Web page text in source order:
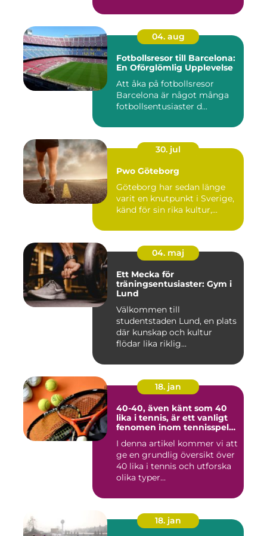
04. aug
Fotbollsresor till Barcelona:
En Oförglömlig Upplevelse
Att åka på fotbollsresor
Barcelona är något många
fotbollsentusiaster d...
30. jul
Pwo Göteborg
Göteborg har sedan länge
varit en knutpunkt i Sverige,
känd för sin rika kultur,...
04. maj
Ett Mecka för
träningsentusiaster: Gym i
Lund
Välkommen till
studentstaden Lund, en plats
där kunskap och kultur
flödar lika riklig...
18. jan
40-40, även känt som 40
lika i tennis, är ett vanligt
fenomen inom tennisspelet
spännande och
frustrerande för spelare
och fans
I denna artikel kommer vi att
ge en grundlig översikt över
40 lika i tennis och utforska
olika typer...
18. jan